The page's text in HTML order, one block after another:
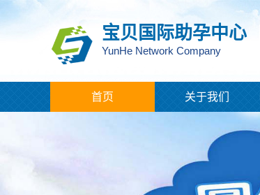
宝贝国际助孕中心
YunHe Network Company
首页 关于我们